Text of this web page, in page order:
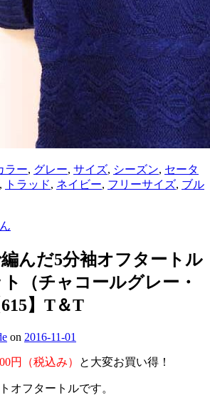
ラー, グレー, サイズ, シーズン, セータ
, トラッド, ネイビー, フリーサイズ, ブル
んだ5分袖オフタートル
（チャコールグレー・
】T＆T
on 2016-11-01
円（税込み） と大変お買い得！
オフタートルです。